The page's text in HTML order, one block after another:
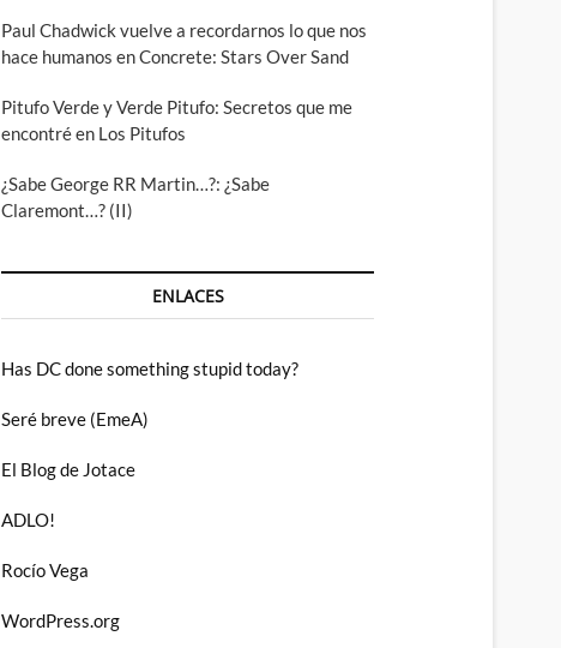
Paul Chadwick vuelve a recordarnos lo que nos
hace humanos en Concrete: Stars Over Sand
Pitufo Verde y Verde Pitufo: Secretos que me
encontré en Los Pitufos
¿Sabe George RR Martin…?: ¿Sabe
Claremont…? (II)
ENLACES
Has DC done something stupid today?
Seré breve (EmeA)
El Blog de Jotace
ADLO!
Rocío Vega
WordPress.org